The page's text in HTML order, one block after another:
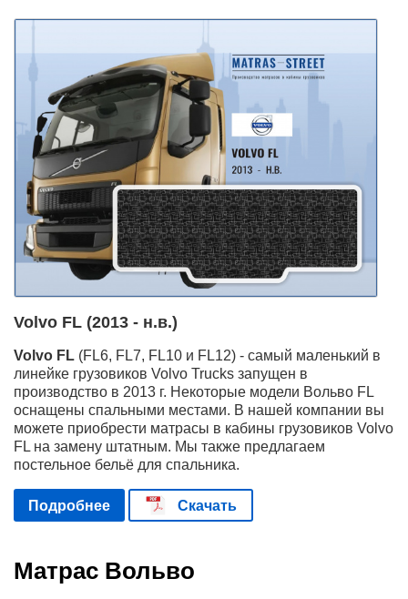
Volvo FL (2013 - н.в.)
Volvo FL (FL6, FL7, FL10 и FL12) - самый маленький в
линейке грузовиков Volvo Trucks запущен в
производство в 2013 г. Некоторые модели Вольво FL
оснащены спальными местами. В нашей компании вы
можете приобрести матрасы в кабины грузовиков Volvo
FL на замену штатным. Мы также предлагаем
постельное бельё для спальника.
Подробнее Скачать
Матрас Вольво